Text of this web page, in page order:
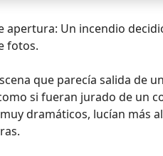
apertura: Un incendio
fotos.
que parecía salida de
si fueran jurado de un
dramáticos, lucían más